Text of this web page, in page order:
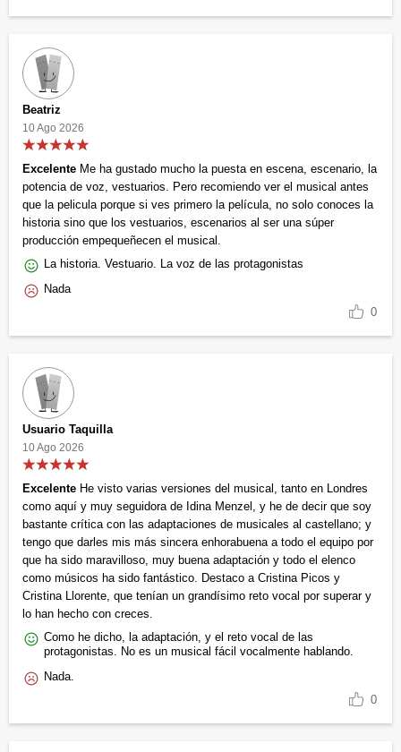
Beatriz
10 Ago 2026
Excelente Me ha gustado mucho la puesta en escena, escenario, la
potencia de voz, vestuarios. Pero recomiendo ver el musical antes
que la pelicula porque si ves primero la película, no solo conoces la
historia sino que los vestuarios, escenarios al ser una súper
producción empequeñecen el musical.
La historia. Vestuario. La voz de las protagonistas
Nada
0
Usuario Taquilla
10 Ago 2026
Excelente He visto varias versiones del musical, tanto en Londres
como aquí y muy seguidora de Idina Menzel, y he de decir que soy
bastante crítica con las adaptaciones de musicales al castellano; y
tengo que darles mis más sincera enhorabuena a todo el equipo por
que ha sido maravilloso, muy buena adaptación y todo el elenco
como músicos ha sido fantástico. Destaco a Cristina Picos y
Cristina Llorente, que tenían un grandísimo reto vocal por superar y
lo han hecho con creces.
Como he dicho, la adaptación, y el reto vocal de las
protagonistas. No es un musical fácil vocalmente hablando.
Nada.
0